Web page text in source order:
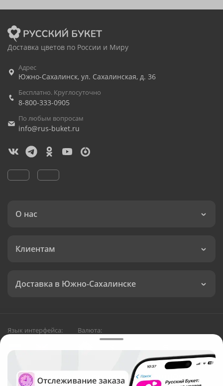
Доставка цветов по России и Миру
Адрес
Южно-Сахалинск, ул. Сахалинская, д. 36
Бесплатно. Круглосуточно
8-800-333-0905
По любым вопросам
info@rus-buket.ru
О нас
Клиентам
Доставка в Южно-Сахалинске
Язык интерфейса: Валюта:
Служба круглосуточной доставки цветов в Южно-